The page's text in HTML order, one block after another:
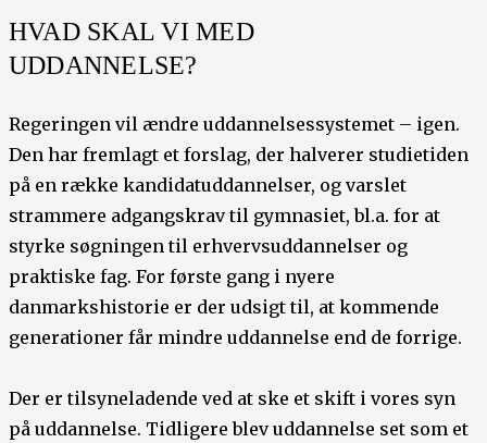
HVAD SKAL VI MED
UDDANNELSE?
Regeringen vil ændre uddannelsessystemet – igen.
Den har fremlagt et forslag, der halverer studietiden
på en række kandidatuddannelser, og varslet
strammere adgangskrav til gymnasiet, bl.a. for at
styrke søgningen til erhvervsuddannelser og
praktiske fag. For første gang i nyere
danmarkshistorie er der udsigt til, at kommende
generationer får mindre uddannelse end de forrige.
Der er tilsyneladende ved at ske et skift i vores syn
på uddannelse. Tidligere blev uddannelse set som et